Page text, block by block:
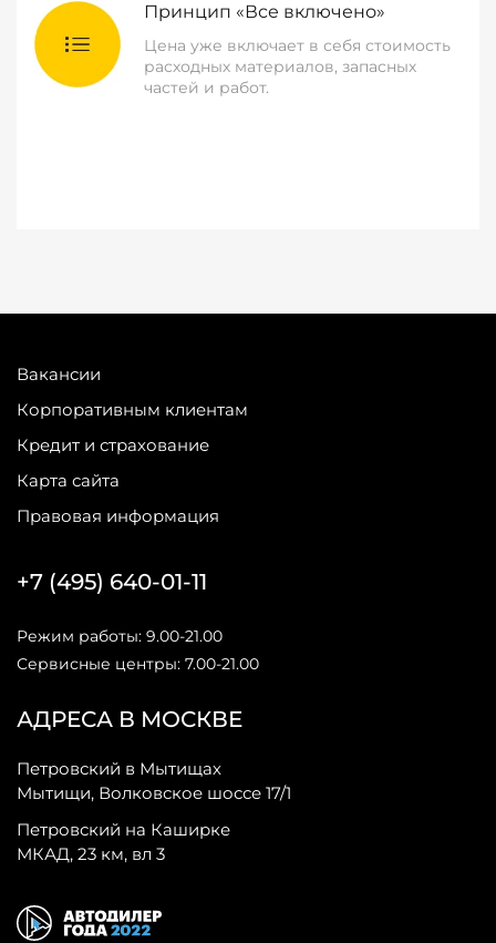
Принцип «Все включено»
Цена уже включает в себя стоимость
расходных материалов, запасных
частей и работ.
Вакансии
Корпоративным клиентам
Кредит и страхование
Карта сайта
Правовая информация
АДРЕСА В МОСКВЕ
Петровский в Мытищах
Мытищи, Волковское шоссе 17/1
Петровский на Каширке
МКАД, 23 км, вл 3
+7 (495) 640-01-11
Режим работы: 9.00-21.00
Сервисные центры: 7.00-21.00